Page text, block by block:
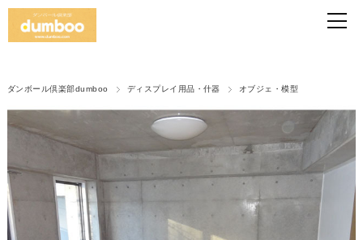
ダンボール倶楽部dumboo ディスプレイ用品・什器 オブジェ・模型